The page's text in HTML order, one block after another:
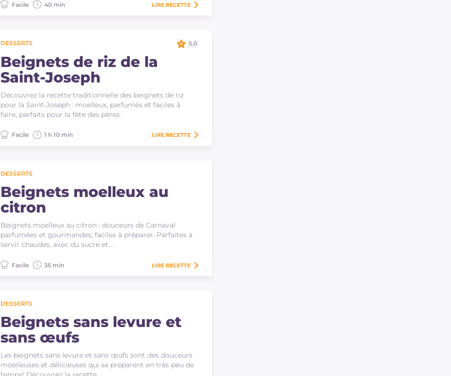
Facile 40 min LIRE RECETTE
DESSERTS
Beignets de riz de la
Saint-Joseph
Découvrez la recette traditionnelle des beignets de riz
pour la Saint-Joseph : moelleux, parfumés et faciles à
faire, parfaits pour la fête des pères.
5.0
Facile 1 h 10 min LIRE RECETTE
DESSERTS
Beignets moelleux au
citron
Beignets moelleux au citron : douceurs de Carnaval
parfumées et gourmandes, faciles à préparer. Parfaites à
servir chaudes, avec du sucre et…
Facile 35 min LIRE RECETTE
DESSERTS
Beignets sans levure et
sans œufs
Les beignets sans levure et sans œufs sont des douceurs
moelleuses et délicieuses qui se préparent en très peu de